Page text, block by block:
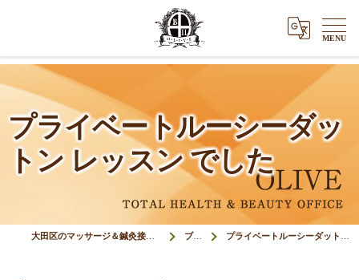
プライベートルーシーダッ
トン レッスン でした
大田区のマッサージ＆鍼灸接骨院オリーブ(Olive) ブログ プライベートルーシーダットン レッスン でした